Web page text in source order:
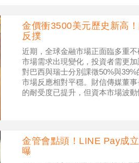
金價衝3500美元歷史新高
反撲
近期，全球金融市場正面臨多重
市場需求出現變化，投資者需更
對巴西與瑞士分別課徵50%與
市場反應相對平穩。財信傳媒董
的耐受度已提升，但資本市場波
金管會點頭！LINE Pay成
曝